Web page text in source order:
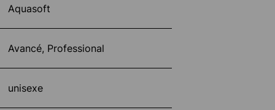
Aquasoft
Avancé, Professional
unisexe